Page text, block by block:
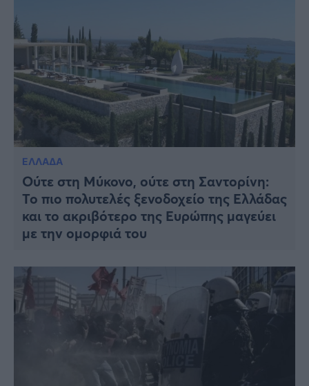
ΕΛΛΑΔΑ
Ούτε στη Μύκονο, ούτε στη Σαντορίνη:
Το πιο πολυτελές ξενοδοχείο της Ελλάδας
και το ακριβότερο της Ευρώπης μαγεύει
με την ομορφιά του